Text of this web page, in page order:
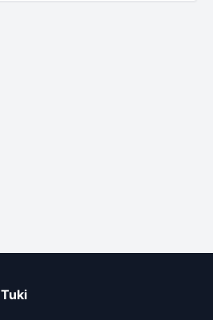
Tuki